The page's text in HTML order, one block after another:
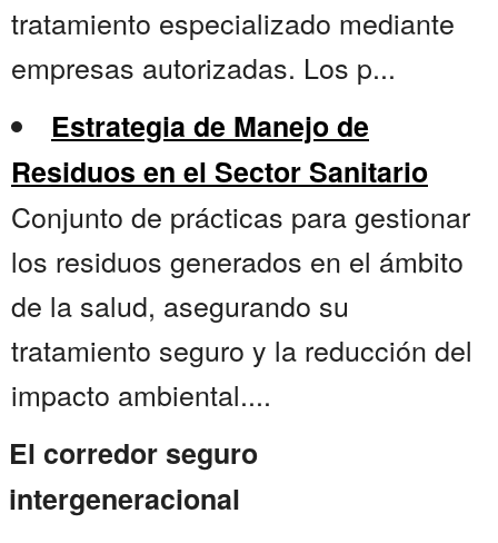
tratamiento especializado mediante
empresas autorizadas. Los p...
Estrategia de Manejo de
Residuos en el Sector Sanitario
Conjunto de prácticas para gestionar
los residuos generados en el ámbito
de la salud, asegurando su
tratamiento seguro y la reducción del
impacto ambiental....
El corredor seguro
intergeneracional